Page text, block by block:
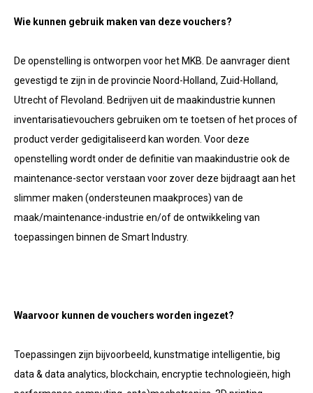
Wie kunnen gebruik maken van deze vouchers?
De openstelling is ontworpen voor het MKB. De aanvrager dient
gevestigd te zijn in de provincie Noord-Holland, Zuid-Holland,
Utrecht of Flevoland. Bedrijven uit de maakindustrie kunnen
inventarisatievouchers gebruiken om te toetsen of het proces of
product verder gedigitaliseerd kan worden. Voor deze
openstelling wordt onder de definitie van maakindustrie ook de
maintenance-sector verstaan voor zover deze bijdraagt aan het
slimmer maken (ondersteunen maakproces) van de
maak/maintenance-industrie en/of de ontwikkeling van
toepassingen binnen de Smart Industry.
Waarvoor kunnen de vouchers worden ingezet?
Toepassingen zijn bijvoorbeeld, kunstmatige intelligentie, big
data & data analytics, blockchain, encryptie technologieën, high